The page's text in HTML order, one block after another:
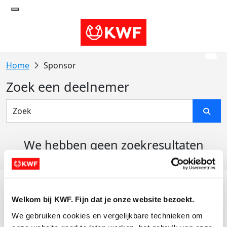
Welkom bij KWF. Fijn dat je onze website bezoekt.
We gebruiken cookies en vergelijkbare technieken om
Sponsor
Zoek een deelnemer
We hebben geen zoekresultaten
Actiematerialen
Evenementen